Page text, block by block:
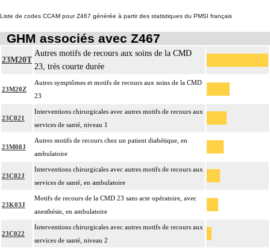
Liste de codes CCAM pour Z467 générée à partir des statistiques du PMSI français
GHM associés avec Z467
23M20T
Autres motifs de recours aux soins de la CMD
23, très courte durée
23M20Z
Autres symptômes et motifs de recours aux soins de la CMD
23
23C021
Interventions chirurgicales avec autres motifs de recours aux
services de santé, niveau 1
23M08J
Autres motifs de recours chez un patient diabétique, en
ambulatoire
23C02J
Interventions chirurgicales avec autres motifs de recours aux
services de santé, en ambulatoire
23K03J
Motifs de recours de la CMD 23 sans acte opératoire, avec
anesthésie, en ambulatoire
23C022
Interventions chirurgicales avec autres motifs de recours aux
services de santé, niveau 2